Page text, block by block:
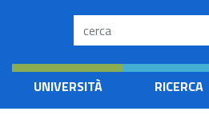
Search
UNIVERSITÀ RICERCA